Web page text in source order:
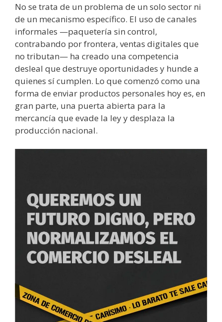
No se trata de un problema de un solo sector ni
de un mecanismo específico. El uso de canales
informales —paquetería sin control,
contrabando por frontera, ventas digitales que
no tributan— ha creado una competencia
desleal que destruye oportunidades y hunde a
quienes sí cumplen. Lo que comenzó como una
forma de enviar productos personales hoy es, en
gran parte, una puerta abierta para la
mercancía que evade la ley y desplaza la
producción nacional.